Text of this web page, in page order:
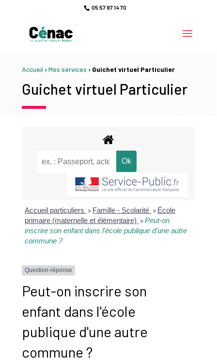
05 57 97 14 70
Accueil›Mes services›Guichet virtuel Particulier
Guichet virtuel Particulier
Accueil particuliers > Famille - Scolarité > École
primaire (maternelle et élémentaire) > Peut-on
inscrire son enfant dans l'école publique d'une autre
commune ?
Question-réponse
Peut-on inscrire son
enfant dans l'école
publique d'une autre
commune ?